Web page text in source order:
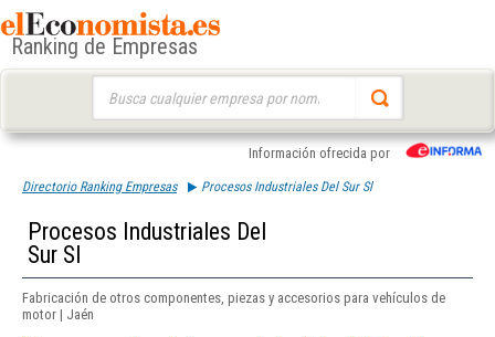
Ranking de Empresas
Información ofrecida por
Directorio Ranking Empresas Procesos Industriales Del Sur Sl
Procesos Industriales Del
Sur Sl
Fabricación de otros componentes, piezas y accesorios para vehículos de
motor | Jaén